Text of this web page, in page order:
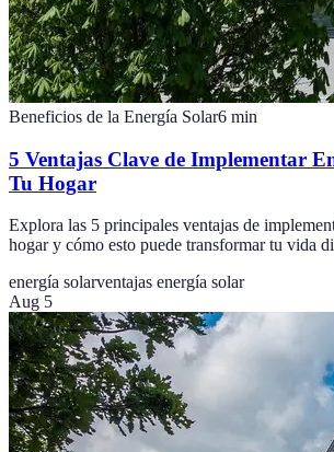
Beneficios de la Energía Solar6 min
5 Ventajas Clave de Implementar
Tu Hogar
Explora las 5 principales ventajas de
hogar y cómo esto puede transformar tu vida
energía solarventajas energía solar
Aug 5